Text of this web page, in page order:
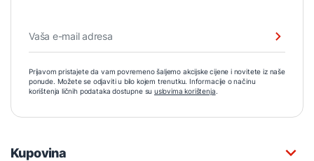
Prijavom pristajete da vam povremeno šaljemo akcijske cijene i novitete iz naše
ponude. Možete se odjaviti u bilo kojem trenutku. Informacije o načinu
korištenja ličnih podataka dostupne su uslovima korištenja.
Kupovina